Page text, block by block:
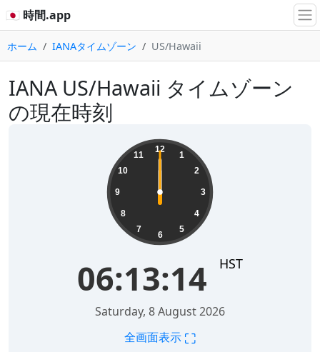
🇯🇵 時間.app
ホーム IANAタイムゾーン US/Hawaii
IANA US/Hawaii タイムゾーン
の現在時刻
12
1
2
3
4
5
6
7
8
9
10
11
06:13:14 HST
Saturday, 8 August 2026
全画面表示 ⛶